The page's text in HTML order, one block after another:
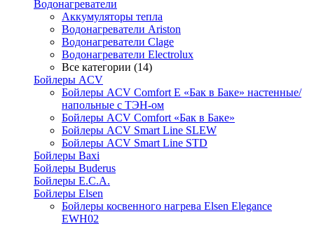
Водонагреватели
Аккумуляторы тепла
Водонагреватели Ariston
Водонагреватели Clage
Водонагреватели Electrolux
Все категории (14)
Бойлеры ACV
Бойлеры ACV Comfort E «Бак в Баке» настенные/
напольные c ТЭН-ом
Бойлеры ACV Comfort «Бак в Баке»
Бойлеры ACV Smart Line SLEW
Бойлеры ACV Smart Line STD
Бойлеры Baxi
Бойлеры Buderus
Бойлеры E.C.A.
Бойлеры Elsen
Бойлеры косвенного нагрева Elsen Elegance
EWH02